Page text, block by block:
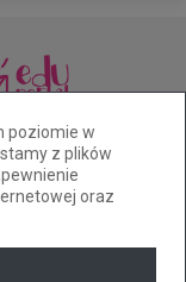
poziomie w
z plików
oraz
461
28a Bielsko-Biała